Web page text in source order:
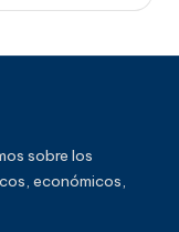
sobre los
económicos,